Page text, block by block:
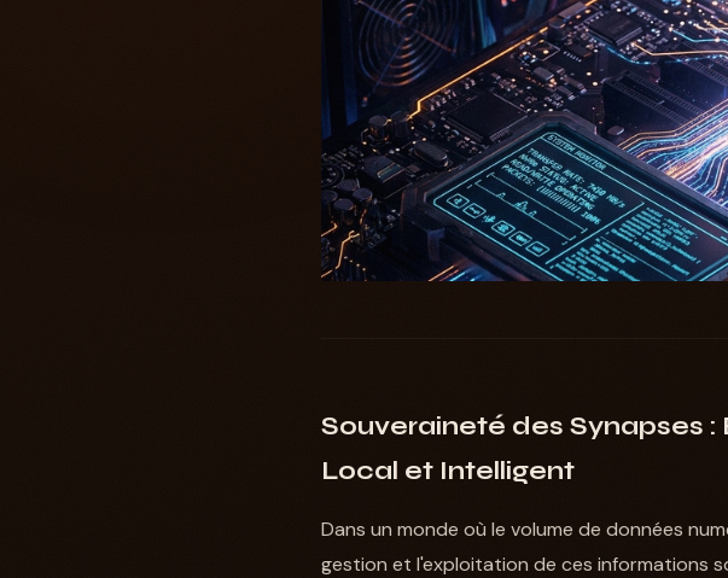
Souveraineté des Synapses
Local et Intelligent
Dans un monde où le volume de données
gestion et l'exploitation de ces informations